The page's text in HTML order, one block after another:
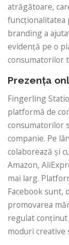
atrăgătoare,
funcționalitatea
branding a
evidență pe o
consumatorilor
Prezența
Fingerling
platformă de
consumatorilor
companie. Pe
colaborează și
Amazon,
mai larg.
Facebook sunt,
promovarea
regulat
moduri creative